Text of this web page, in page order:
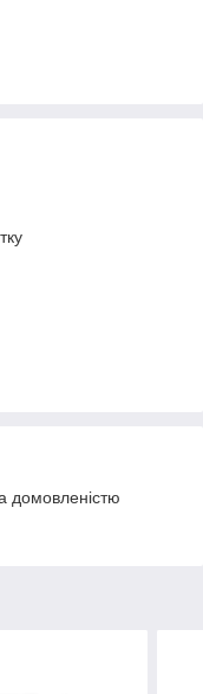
домовленістю